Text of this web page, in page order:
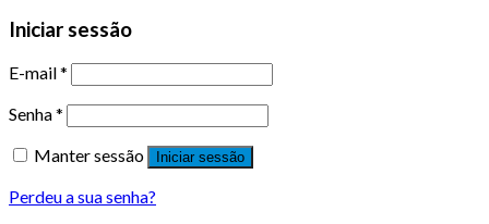
Iniciar sessão
E-mail*
Senha*
Manter sessão
Iniciar sessão
Perdeu a sua senha?